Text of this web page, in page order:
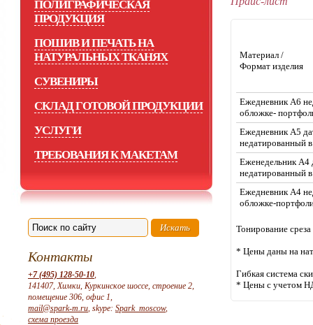
ПОЛИГРАФИЧЕСКАЯ
ПРОДУКЦИЯ
ПОШИВ И ПЕЧАТЬ НА
НАТУРАЛЬНЫХ ТКАНЯХ
СУВЕНИРЫ
СКЛАД ГОТОВОЙ ПРОДУКЦИИ
УСЛУГИ
ТРЕБОВАНИЯ К МАКЕТАМ
Контакты
+7 (495) 128-50-10,
141407, Химки, Куркинское шоссе, строение 2,
помещение 306, офис 1,
mail@spark-m.ru, skype: Spark_moscow,
схема проезда
Материал /
Формат изделия
Ежедневник А6
обложке-
Ежедневник А5
недатированный
Еженедельник А4
недатированный
Ежедневник А4
обложке-
Тонирование
* Цены даны на
Гибкая система
* Цены с учетом